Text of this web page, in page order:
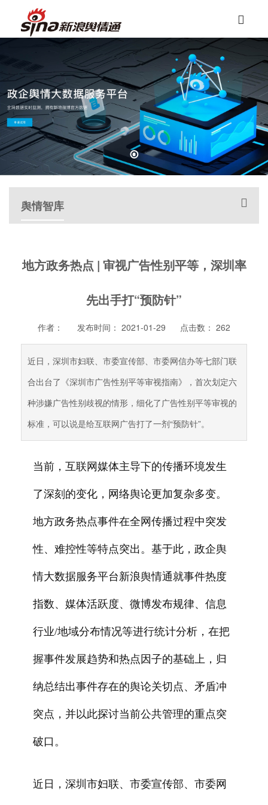
舆情智库
地方政务热点 | 审视广告性别平等，深圳率
先出手打“预防针”
作者： 发布时间： 2021-01-29 点击数： 262
近日，深圳市妇联、市委宣传部、市委网信办等七部门联
合出台了《深圳市广告性别平等审视指南》，首次划定六
种涉嫌广告性别歧视的情形，细化了广告性别平等审视的
标准，可以说是给互联网广告打了一剂“预防针”。
当前，互联网媒体主导下的传播环境发生
了深刻的变化，网络舆论更加复杂多变。
地方政务热点事件在全网传播过程中突发
性、难控性等特点突出。基于此，政企舆
情大数据服务平台新浪舆情通就事件热度
指数、媒体活跃度、微博发布规律、信息
行业/地域分布情况等进行统计分析，在把
握事件发展趋势和热点因子的基础上，归
纳总结出事件存在的舆论关切点、矛盾冲
突点，并以此探讨当前公共管理的重点突
破口。
近日，深圳市妇联、市委宣传部、市委网